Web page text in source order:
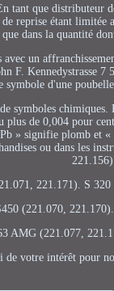
tant que distributeur
reprise étant
dans la quantité
avec un
F. Kennedystrasse
symbole d'une
symboles
plus de 0,004 pour
» signifie plomb et
ou dans les
221.156).
221.171). S
(221.070,
AMG (221.077,
votre intérêt pour